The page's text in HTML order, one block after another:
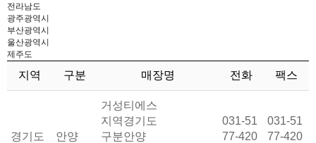
전라남도
광주광역시
부산광역시
울산광역시
제주도
지역 구분 매장명 전화 팩스
경기도 안양
거성티에스
지역경기도
구분안양
031-51
77-420
031-51
77-420